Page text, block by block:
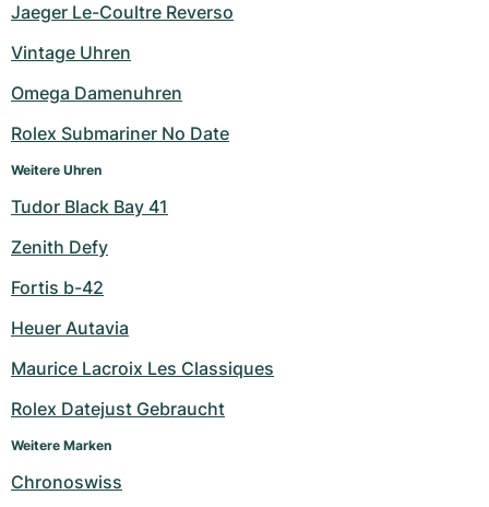
Jaeger Le-Coultre Reverso
Vintage Uhren
Omega Damenuhren
Rolex Submariner No Date
Weitere Uhren
Tudor Black Bay 41
Zenith Defy
Fortis b-42
Heuer Autavia
Maurice Lacroix Les Classiques
Rolex Datejust Gebraucht
Weitere Marken
Chronoswiss